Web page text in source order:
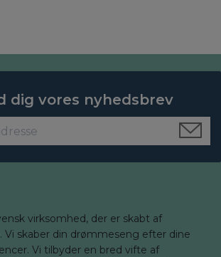
dig vores nyhedsbrev
virksomhed, der er skabt af
skaber din drømmeseng efter dine
Vi tilbyder en bred vifte af